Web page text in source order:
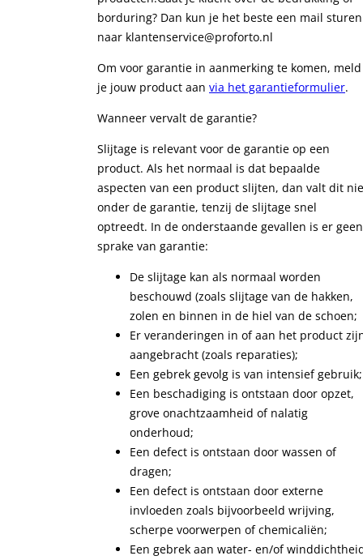
borduring? Dan kun je het beste een mail sturen
naar klantenservice@proforto.nl
Om voor garantie in aanmerking te komen, meld
je jouw product aan via het garantieformulier.
Wanneer vervalt de garantie?
Slijtage is relevant voor de garantie op een
product. Als het normaal is dat bepaalde
aspecten van een product slijten, dan valt dit
onder de garantie, tenzij de slijtage snel
optreedt. In de onderstaande gevallen is er geen
sprake van garantie:
De slijtage kan als normaal worden
beschouwd (zoals slijtage van de hakken,
zolen en binnen in de hiel van de schoen;
Er veranderingen in of aan het product
aangebracht (zoals reparaties);
Een gebrek gevolg is van intensief gebruik;
Een beschadiging is ontstaan door opzet,
grove onachtzaamheid of nalatig
onderhoud;
Een defect is ontstaan door wassen of
dragen;
Een defect is ontstaan door externe
invloeden zoals bijvoorbeeld wrijving,
scherpe voorwerpen of chemicaliën;
Een gebrek aan water- en/of